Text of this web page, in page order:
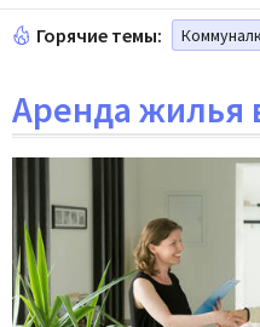
Горячие темы:
Аренда жилья